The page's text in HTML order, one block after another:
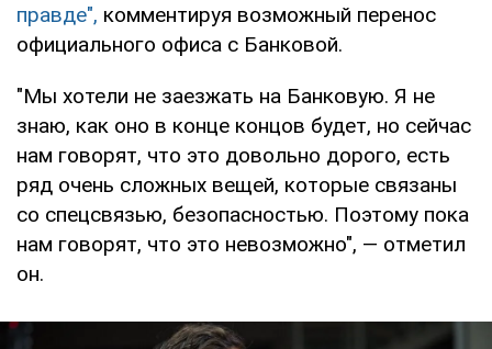
правде", комментируя возможный перенос
официального офиса с Банковой.
"Мы хотели не заезжать на Банковую. Я не
знаю, как оно в конце концов будет, но сейчас
нам говорят, что это довольно дорого, есть
ряд очень сложных вещей, которые связаны
со спецсвязью, безопасностью. Поэтому пока
нам говорят, что это невозможно", — отметил
он.